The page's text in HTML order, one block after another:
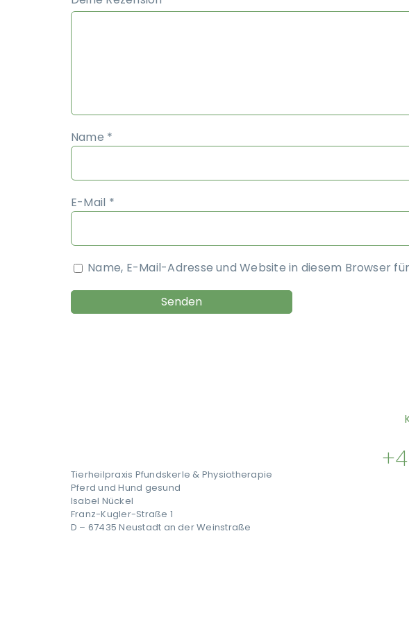
Name *
E-Mail *
Name, E-Mail-Adresse und Website in diesem Browser
Tierheilpraxis Pfundskerle & Physiotherapie
Pferd und Hund gesund
Isabel Nückel
Franz-Kugler-Straße 1
D – 67435 Neustadt an der Weinstraße